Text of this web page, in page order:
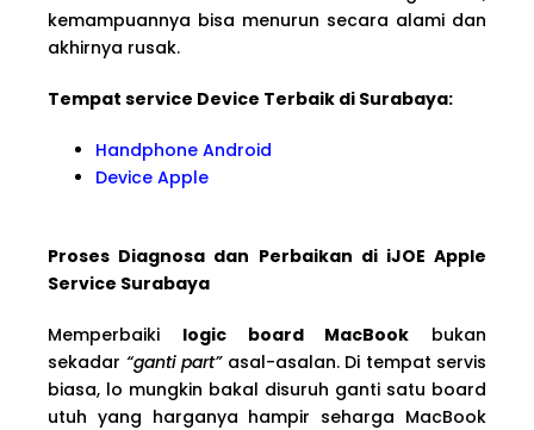
kemampuannya bisa menurun secara alami dan
akhirnya rusak.
Tempat service Device Terbaik di Surabaya:
Handphone Android
Device Apple
Proses Diagnosa dan Perbaikan di iJOE Apple
Service Surabaya
Memperbaiki logic board MacBook bukan
sekadar “ganti part”asal-asalan. Di tempat servis
biasa, lo mungkin bakal disuruh ganti satu board
utuh yang harganya hampir seharga MacBook